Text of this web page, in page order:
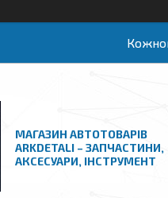
МАГАЗИН АВТОТОВАРІВ
ARKDETALI – ЗАПЧАСТИНИ,
АКСЕСУАРИ, ІНСТРУМЕНТ